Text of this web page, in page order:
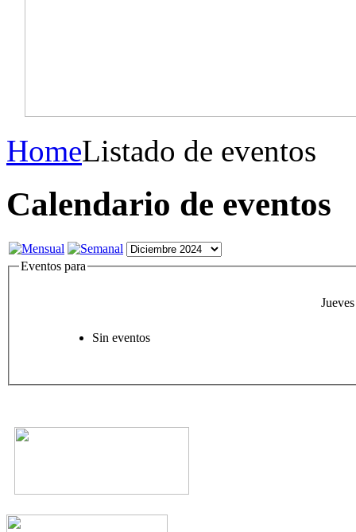
HomeListado de eventos
Calendario de eventos
Eventos para
Sin eventos